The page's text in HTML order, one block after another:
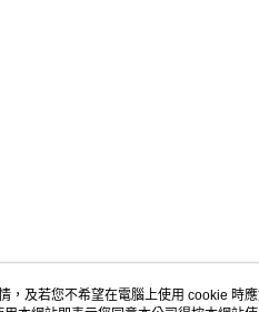
及若您不希望在電腦上使用 cookie 時